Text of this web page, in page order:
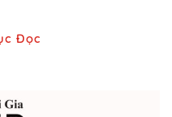
Đọc